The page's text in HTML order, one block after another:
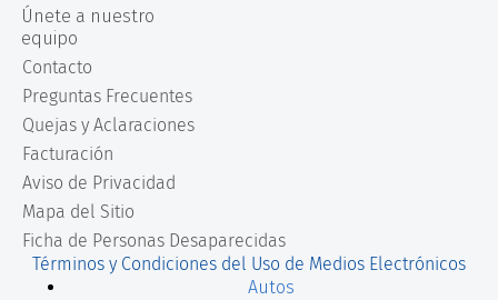
Únete a nuestro
equipo
Contacto
Preguntas Frecuentes
Quejas y Aclaraciones
Facturación
Aviso de Privacidad
Mapa del Sitio
Ficha de Personas Desaparecidas
Términos y Condiciones del Uso de Medios Electrónicos
Autos